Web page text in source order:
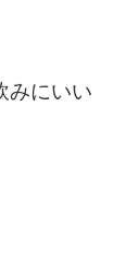
みにいい